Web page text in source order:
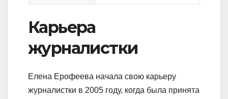
Карьера
журналистки
Елена Ерофеева начала свою карьеру
журналистки в 2005 году, когда была принята